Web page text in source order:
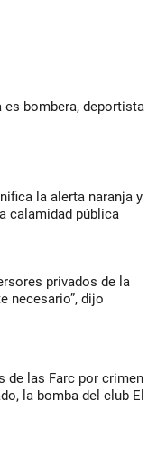
es bombera, deportista
la alerta naranja y
calamidad pública
privados de la
necesario”, dijo
de las Farc por crimen
la bomba del club El